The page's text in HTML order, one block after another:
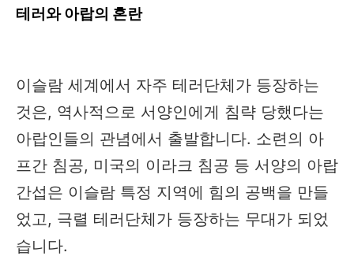
테러와 아랍의 혼란
이슬람 세계에서 자주 테러단체가 등장하는
것은, 역사적으로 서양인에게 침략 당했다는
아랍인들의 관념에서 출발합니다. 소련의 아
프간 침공, 미국의 이라크 침공 등 서양의 아랍
간섭은 이슬람 특정 지역에 힘의 공백을 만들
었고, 극렬 테러단체가 등장하는 무대가 되었
습니다.